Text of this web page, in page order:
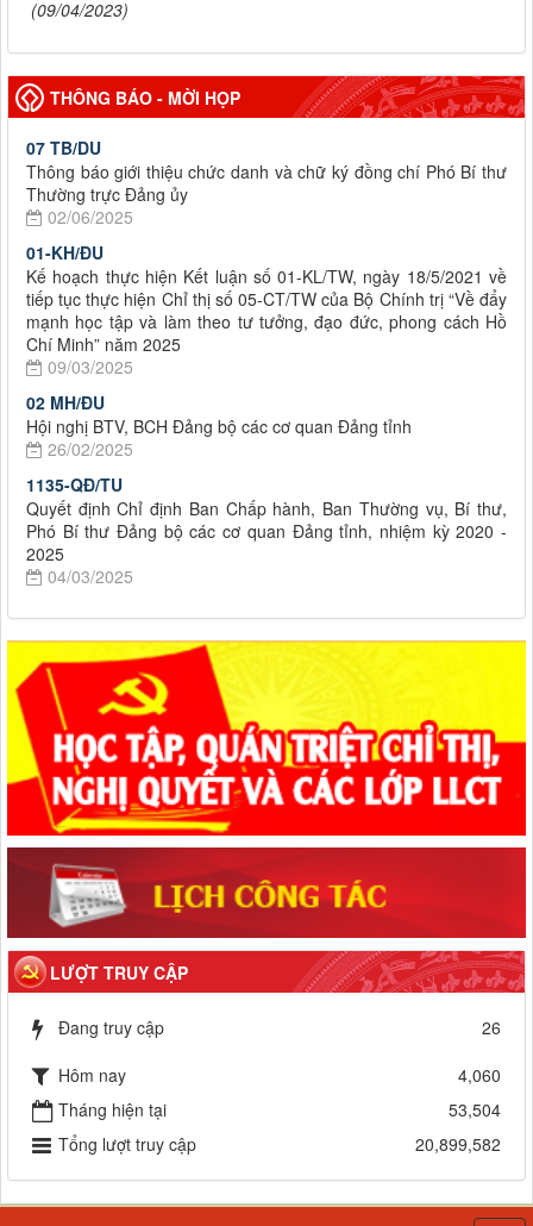
(09/04/2023)
THÔNG BÁO - MỜI HỌP
07 TB/DU
Thông báo giới thiệu chức danh và chữ ký đồng chí Phó Bí thư
Thường trực Đảng ủy
02/06/2025
01-KH/ĐU
Kế hoạch thực hiện Kết luận số 01-KL/TW, ngày 18/5/2021 về
tiếp tục thực hiện Chỉ thị số 05-CT/TW của Bộ Chính trị “Về đẩy
mạnh học tập và làm theo tư tưởng, đạo đức, phong cách Hồ
Chí Minh” năm 2025
09/03/2025
02 MH/ĐU
Hội nghị BTV, BCH Đảng bộ các cơ quan Đảng tỉnh
26/02/2025
1135-QĐ/TU
Quyết định Chỉ định Ban Chấp hành, Ban Thường vụ, Bí thư,
Phó Bí thư Đảng bộ các cơ quan Đảng tỉnh, nhiệm kỳ 2020 -
2025
04/03/2025
LƯỢT TRUY CẬP
Đang truy cập
26
Hôm nay
4,060
Tháng hiện tại
53,504
Tổng lượt truy cập
20,899,582